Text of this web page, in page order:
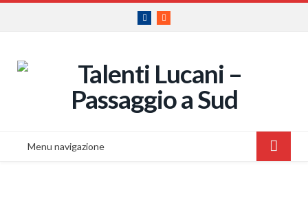
Facebook
RSS
Menu navigazione